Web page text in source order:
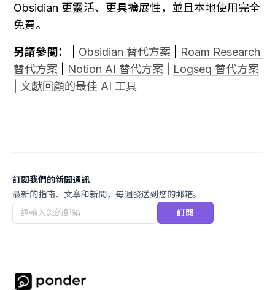
Obsidian 更靈活、更具擴展性，並且本地使用完全
免費。
另請參閱： Obsidian 替代方案
Roam Research
替代方案
Notion AI 替代方案
Logseq 替代方案
文獻回顧的最佳 AI 工具
訂閱我們的新聞通訊
最新的指南、文章和新聞，每週發送到您的郵箱。
訂閱